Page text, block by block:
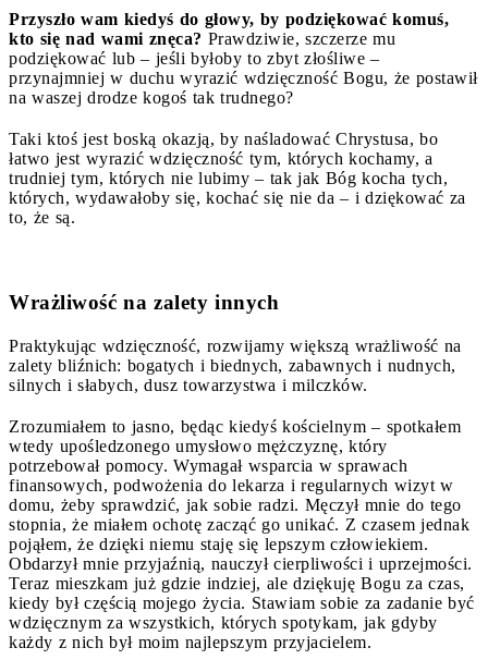
Przyszło wam kiedyś do głowy, by podziękować komuś,
kto się nad wami znęca? Prawdziwie, szczerze mu
podziękować lub – jeśli byłoby to zbyt złośliwe –
przynajmniej w duchu wyrazić wdzięczność Bogu, że postawił
na waszej drodze kogoś tak trudnego?
Taki ktoś jest boską okazją, by naśladować Chrystusa, bo
łatwo jest wyrazić wdzięczność tym, których kochamy, a
trudniej tym, których nie lubimy – tak jak Bóg kocha tych,
których, wydawałoby się, kochać się nie da – i dziękować za
to, że są.
Wrażliwość na zalety innych
Praktykując wdzięczność, rozwijamy większą wrażliwość na
zalety bliźnich: bogatych i biednych, zabawnych i nudnych,
silnych i słabych, dusz towarzystwa i milczków.
Zrozumiałem to jasno, będąc kiedyś kościelnym – spotkałem
wtedy upośledzonego umysłowo mężczyznę, który
potrzebował pomocy. Wymagał wsparcia w sprawach
finansowych, podwożenia do lekarza i regularnych wizyt w
domu, żeby sprawdzić, jak sobie radzi. Męczył mnie do tego
stopnia, że miałem ochotę zacząć go unikać. Z czasem jednak
pojąłem, że dzięki niemu staję się lepszym człowiekiem.
Obdarzył mnie przyjaźnią, nauczył cierpliwości i uprzejmości.
Teraz mieszkam już gdzie indziej, ale dziękuję Bogu za czas,
kiedy był częścią mojego życia. Stawiam sobie za zadanie być
wdzięcznym za wszystkich, których spotykam, jak gdyby
każdy z nich był moim najlepszym przyjacielem.